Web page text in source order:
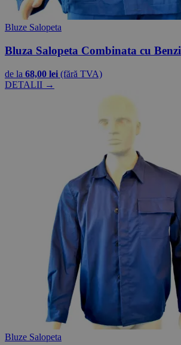
Bluze Salopeta
Bluza Salopeta Combinata cu Benzi
de la 68,00 lei (fără TVA)
DETALII →
Bluze Salopeta